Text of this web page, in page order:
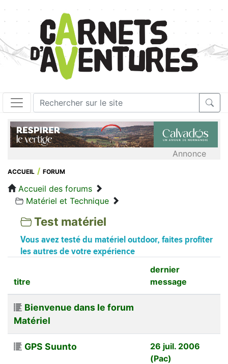
Annonce
ACCUEIL FORUM
Accueil des forums
Matériel et Technique
Test matériel
Vous avez testé du matériel outdoor, faites profiter
les autres de votre expérience
titre
dernier
message
Bienvenue dans le forum
Matériel
GPS Suunto
26 juil. 2006
(Pac)